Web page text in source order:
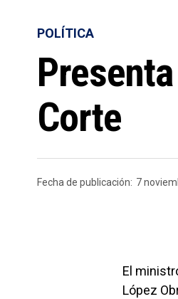
POLÍTICA
Corte
Fecha de publicación: 7
El
López